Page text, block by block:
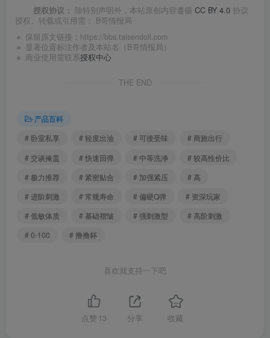
授权协议： 除特别声明外，本站原创内容遵循 CC BY 4.0 协议
授权。转载或引用需： B哥情报局
🔹 保留原文链接： https://bbs.taisendoll.com
🔹 显著位置标注作者及本站名（B哥情报局）
🔹 商业使用需联系授权中心
THE END
产品百科
# 卧室私享
# 轻度出油 # 可接受味
# 商旅出行
# 交谈掩盖
# 快速回弹 # 中等洗净
# 较高性价比
# 极力推荐
# 紧密贴合 # 加强紧压
# 高
# 进阶刺激
# 常规寿命 # 偏硬Q弹
# 资深玩家
# 低敏体质
# 基础褶皱 # 强刺激型
# 高阶刺激
# 0-100
# 撸撸杯
喜欢就支持一下吧
点赞 13 分享 收藏